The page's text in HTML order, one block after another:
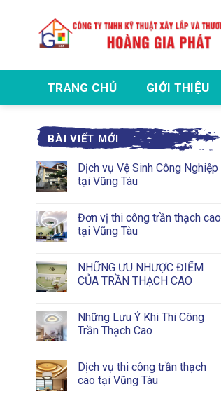
TRANG CHỦ GIỚI THIỆU
BÀI VIẾT MỚI
Dịch vụ Vệ Sinh Công Nghiệp
tại Vũng Tàu
Đơn vị thi công trần thạch cao
tại Vũng Tàu
NHỮNG ƯU NHƯỢC ĐIỂM
CỦA TRẦN THẠCH CAO
Những Lưu Ý Khi Thi Công
Trần Thạch Cao
Dịch vụ thi công trần thạch
cao tại Vũng Tàu